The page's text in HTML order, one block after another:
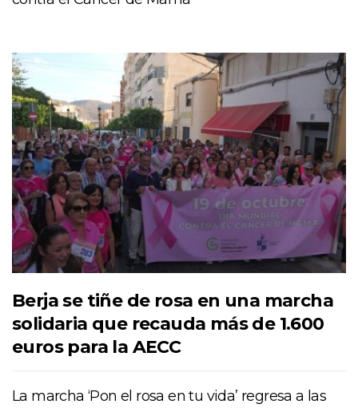
Berja se tiñe de rosa en una marcha
solidaria que recauda más de 1.600
euros para la AECC
La marcha ‘Pon el rosa en tu vida’ regresa a las